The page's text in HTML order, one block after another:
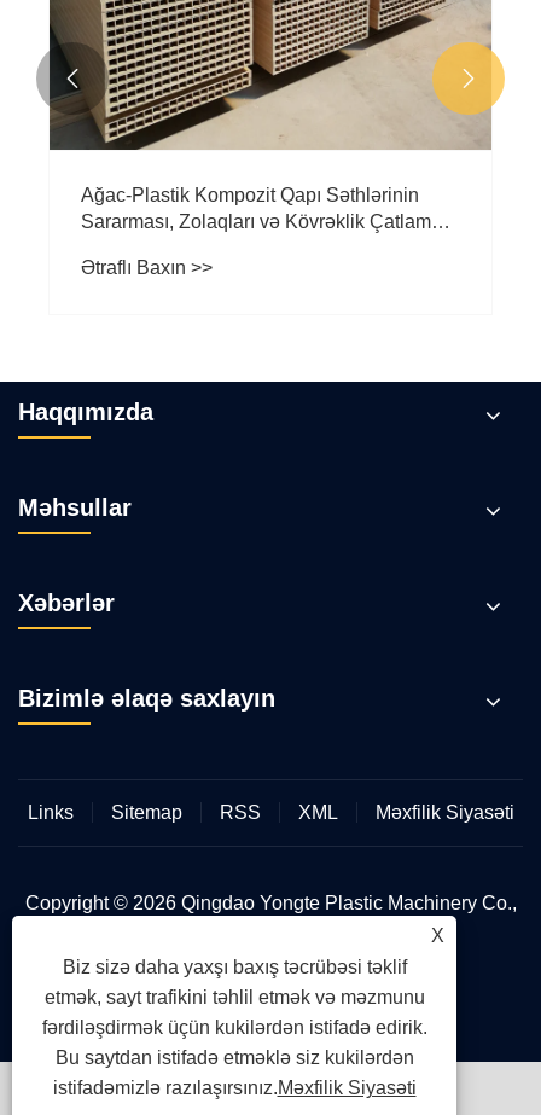
Ağac-Plastik Kompozit Qapı Səthlərinin
Sararması, Zolaqları və Kövrəklik Çatlaması
Ətraflı Baxın >>
 
Haqqımızda
Məhsullar
Xəbərlər
Bizimlə əlaqə saxlayın
Links Sitemap RSS XML Məxfilik Siyasəti
Copyright © 2026 Qingdao Yongte Plastic Machinery Co.,
X
Biz sizə daha yaxşı baxış təcrübəsi təklif
etmək, sayt trafikini təhlil etmək və məzmunu
fərdiləşdirmək üçün kukilərdən istifadə edirik.
Bu saytdan istifadə etməklə siz kukilərdən
istifadəmizlə razılaşırsınız.Məxfilik Siyasəti